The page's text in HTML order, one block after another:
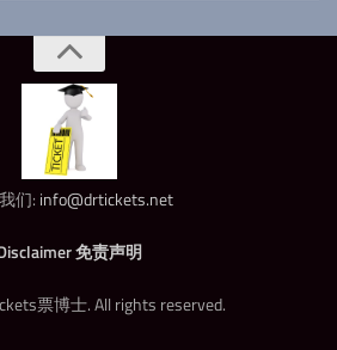
们: info@drtickets.net
免责声明
票博士. All rights reserved.